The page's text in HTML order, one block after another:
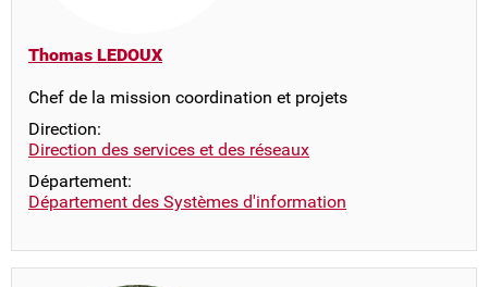
Thomas LEDOUX
Chef de la mission coordination et projets
Direction:
Direction des services et des réseaux
Département:
Département des Systèmes d'information